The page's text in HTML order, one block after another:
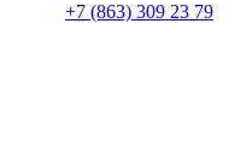
+7 (863) 309 23 79